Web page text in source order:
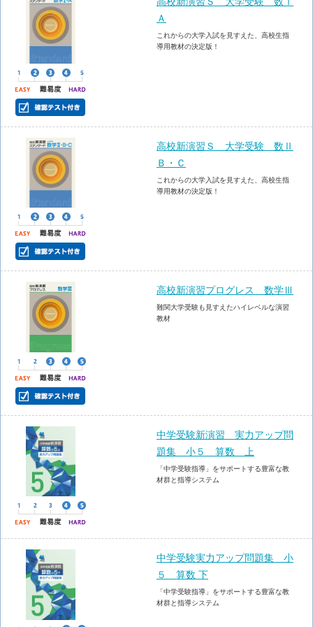
Ａ
これからの大学入試を見すえた、高校生指
導用教材の決定版！
高校新演習Ｓ 大学受験 数Ⅱ
Ｂ・Ｃ
これからの大学入試を見すえた、高校生指
導用教材の決定版！
高校新演習プログレス 数学Ⅲ
難関大学受験も見すえたハイレベルな演習
教材
中学受験新演習 実力アップ問
題集 小５ 算数 上
「中学受験指導」をサポートする豊富な教
材群と指導システム
中学受験実力アップ問題集 小
５ 算数 下
「中学受験指導」をサポートする豊富な教
材群と指導システム